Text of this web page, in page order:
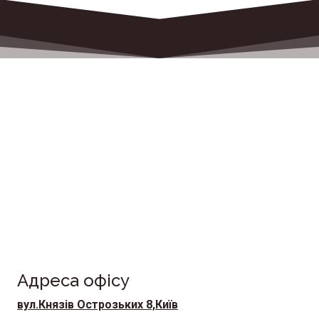
Адреса офісу
вул.Князів Острозьких 8,Київ